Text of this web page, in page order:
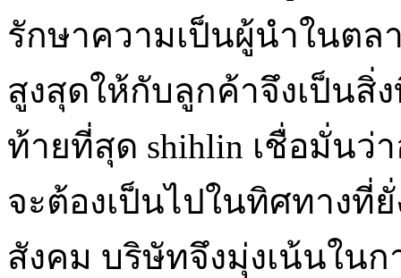
รักษาความเป็นผู้นำในตล
สูงสุดให้กับลูกค้าจึงเป็นสิ่
ท้ายที่สุด shihlin เชื่อมั่น
จะต้องเป็นไปในทิศทาง
สังคม บริษัทจึงมุ่งเน้นใน